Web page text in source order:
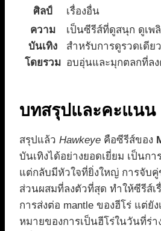
ศิลป์
เรื่องอื่น
ความ
บันเทิง
โดยรวม
เป็นซีรีส์ที่ดูสนุก ดูเพ
สำหรับการดูรวดเดีย
อบอุ่นและมุกตลกที่ลง
บทสรุปและคะแนน
สรุปแล้ว Hawkeye คือซีรีส์ของ
บันเทิงได้อย่างยอดเยี่ยม เป็นกา
แต่กลับมีหัวใจที่ยิ่งใหญ่ การจับ
ส่วนผสมที่ลงตัวที่สุด ทำให้ซีรีส์เ
การส่งต่อ mantle ของฮีโร่ แต่ยั
หมายของการเป็นฮีโร่ในวันที่ร่า